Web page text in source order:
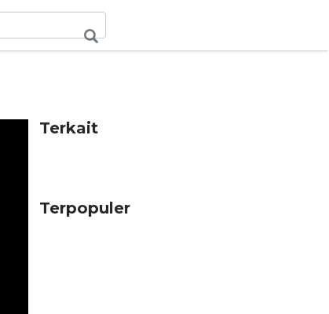
Terkait
Terpopuler